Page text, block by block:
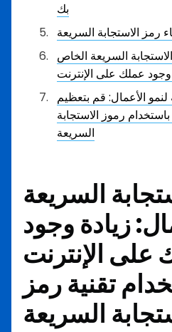
بك
السريعة الخاص
عملك على الإنترنت
الأعمال: قم بتعظيم
رموز الاستجابة
السريعة
السريعة
زيادة وجود
على الإنترنت
تقنية رمز
السريعة